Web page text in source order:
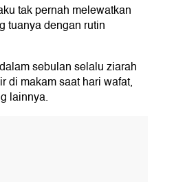
tak pernah melewatkan
tuanya dengan rutin
sebulan selalu ziarah
di makam saat hari wafat,
lainnya.